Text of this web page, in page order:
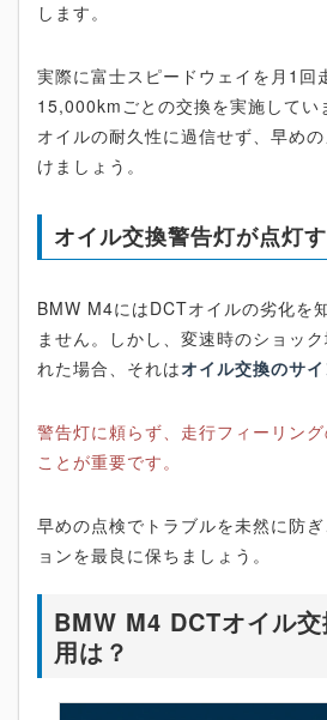
します。
実際に富士スピードウェイを月1回
15,000kmごとの交換を実施してい
オイルの耐久性に過信せず、早め
けましょう。
オイル交換警告灯が点灯
BMW M4にはDCTオイルの劣化を
ません。しかし、変速時のショッ
れた場合、それはオイル交換のサ
警告灯に頼らず、走行フィーリン
ことが重要です。
早めの点検でトラブルを未然に防
ョンを最良に保ちましょう。
BMW M4 DCTオイル
用は？